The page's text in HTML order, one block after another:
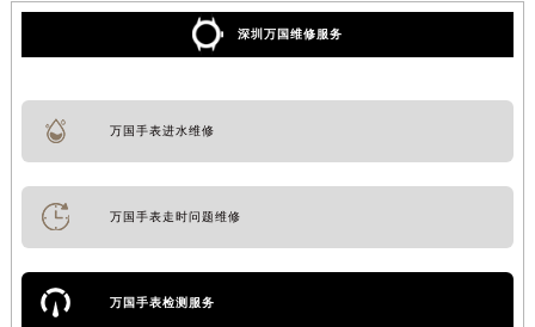
深圳万国维修服务
万国手表进水维修
万国手表走时问题维修
万国手表检测服务